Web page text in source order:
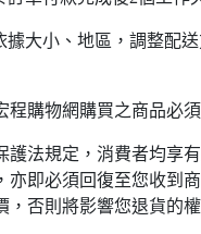
據大小、地區，調整配
程購物網購買之商品必
護法規定，消費者均享
亦即必須回復至您收到
，否則將影響您退貨的權